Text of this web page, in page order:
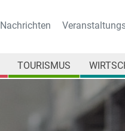
Nachrichten
TOURISMUS